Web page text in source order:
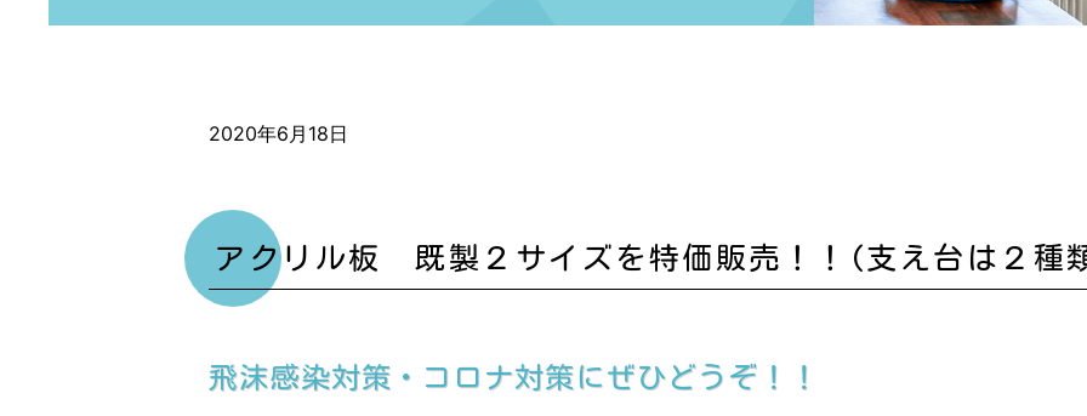
2020年6月18日
アクリル板 既製２サイズを特価販売！！(支え台は２種
飛沫感染対策・コロナ対策にぜひどうぞ！！